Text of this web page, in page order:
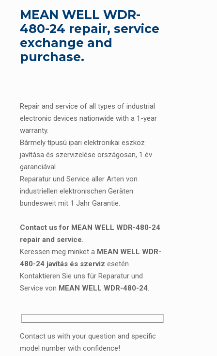
MEAN WELL WDR-
480-24 repair, service
exchange and
purchase.
Repair and service of all types of industrial
electronic devices nationwide with a 1-year
warranty.
Bármely típusú ipari elektronikai eszköz
javítása és szervizelése országosan, 1 év
garanciával.
Reparatur und Service aller Arten von
industriellen elektronischen Geräten
bundesweit mit 1 Jahr Garantie.
Contact us for MEAN WELL WDR-480-24
repair and service.
Keressen meg minket a MEAN WELL WDR-
480-24 javítás és szerviz esetén.
Kontaktieren Sie uns für Reparatur und
Service von MEAN WELL WDR-480-24.
Contact us with your question and specific
model number with confidence!